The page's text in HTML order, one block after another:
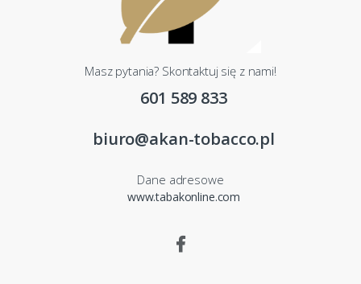
Masz pytania? Skontaktuj się z nami!
601 589 833
biuro@akan-tobacco.pl
Dane adresowe
www.tabakonline.com